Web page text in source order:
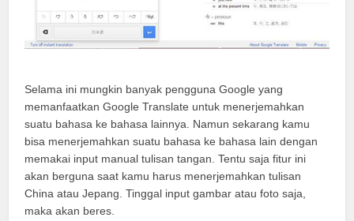
Selama ini mungkin banyak pengguna Google yang
memanfaatkan Google Translate untuk menerjemahkan
suatu bahasa ke bahasa lainnya. Namun sekarang kamu
bisa menerjemahkan suatu bahasa ke bahasa lain dengan
memakai input manual tulisan tangan. Tentu saja fitur ini
akan berguna saat kamu harus menerjemahkan tulisan
China atau Jepang. Tinggal input gambar atau foto saja,
maka akan beres.